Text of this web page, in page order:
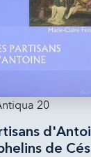
20
de